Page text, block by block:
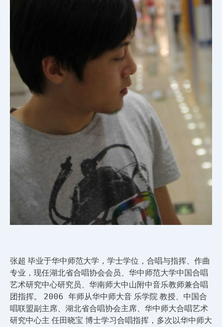
张超 毕业于华中师范大学，学士学位，合唱与指挥、作曲
专业，现任湖北省合唱协会会员、华中师范大学中国合唱
艺术研究中心研究员、华南师大中山附中音乐教师兼合唱
团指挥。 2006 年师从华中师大音 乐学院 教授、中国合
唱联盟副主席、湖北省合唱协会主席、华中师大合唱艺术
研究中心主 任田晓宝 博士学习合唱指挥，多次以华中师大